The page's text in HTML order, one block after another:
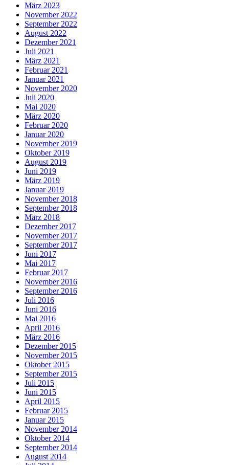
März 2023
November 2022
September 2022
August 2022
Dezember 2021
Juli 2021
März 2021
Februar 2021
Januar 2021
November 2020
Juli 2020
Mai 2020
März 2020
Februar 2020
Januar 2020
November 2019
Oktober 2019
August 2019
Juni 2019
März 2019
Januar 2019
November 2018
September 2018
März 2018
Dezember 2017
November 2017
September 2017
Juni 2017
Mai 2017
Februar 2017
November 2016
September 2016
Juli 2016
Juni 2016
Mai 2016
April 2016
März 2016
Dezember 2015
November 2015
Oktober 2015
September 2015
Juli 2015
Juni 2015
April 2015
Februar 2015
Januar 2015
November 2014
Oktober 2014
September 2014
August 2014